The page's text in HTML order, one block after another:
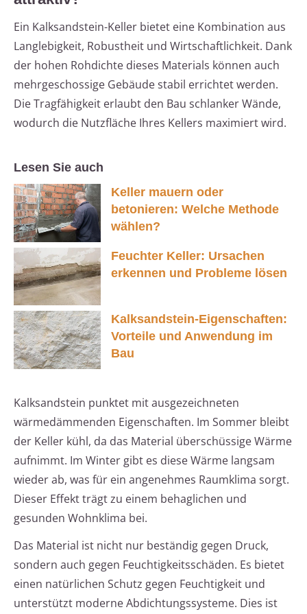
Ein Kalksandstein-Keller bietet eine Kombination aus
Langlebigkeit, Robustheit und Wirtschaftlichkeit. Dank
der hohen Rohdichte dieses Materials können auch
mehrgeschossige Gebäude stabil errichtet werden.
Die Tragfähigkeit erlaubt den Bau schlanker Wände,
wodurch die Nutzfläche Ihres Kellers maximiert wird.
Lesen Sie auch
Keller mauern oder
betonieren: Welche Methode
wählen?
Feuchter Keller: Ursachen
erkennen und Probleme lösen
Kalksandstein-Eigenschaften:
Vorteile und Anwendung im
Bau
Kalksandstein punktet mit ausgezeichneten
wärmedämmenden Eigenschaften. Im Sommer bleibt
der Keller kühl, da das Material überschüssige Wärme
aufnimmt. Im Winter gibt es diese Wärme langsam
wieder ab, was für ein angenehmes Raumklima sorgt.
Dieser Effekt trägt zu einem behaglichen und
gesunden Wohnklima bei.
Das Material ist nicht nur beständig gegen Druck,
sondern auch gegen Feuchtigkeitsschäden. Es bietet
einen natürlichen Schutz gegen Feuchtigkeit und
unterstützt moderne Abdichtungssysteme. Dies ist